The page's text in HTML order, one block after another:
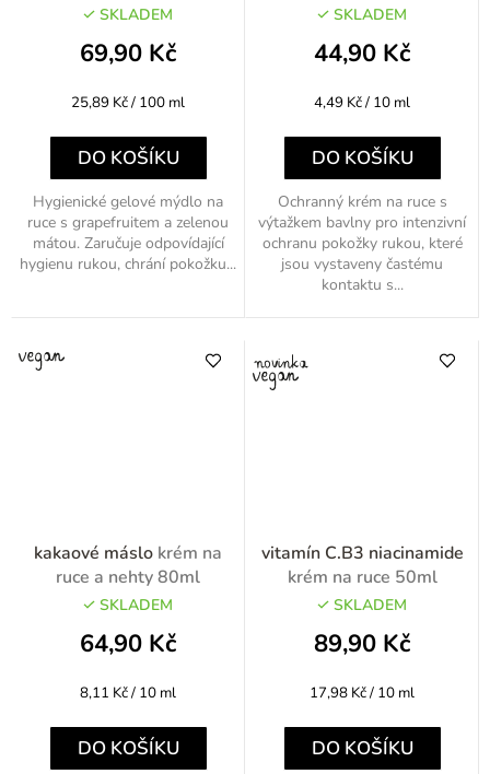
SKLADEM
69,90 Kč
Měrná
25,89 Kč / 100 ml
DO KOŠÍKU
Hygienické gelové mýdlo na
ruce s grapefruitem a zelenou
mátou. Zaručuje odpovídající
hygienu rukou, chrání pokožku...
SKLADEM
44,90 Kč
Měrná
4,49 Kč / 10 ml
DO KOŠÍKU
Ochranný krém na ruce s
výtažkem bavlny pro intenzivní
ochranu pokožky rukou, které
jsou vystaveny častému
kontaktu s...
kakaové máslo krém na
ruce a nehty 80ml
SKLADEM
64,90 Kč
Měrná
8,11 Kč / 10 ml
DO KOŠÍKU
vitamín C.B3 niacinamide
krém na ruce 50ml
SKLADEM
89,90 Kč
Měrná
17,98 Kč / 10 ml
DO KOŠÍKU